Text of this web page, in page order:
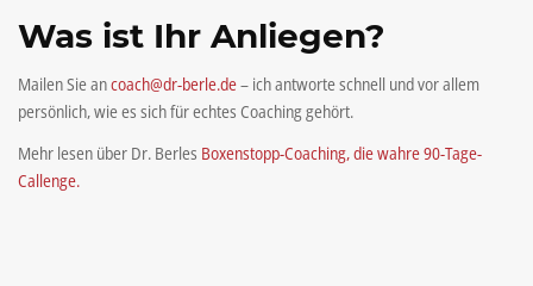
Was ist Ihr Anliegen?
Mailen Sie ancoach@dr-berle.de– ich antworte schnell und vor allem
persönlich, wie es sich für echtes Coaching gehört.
Mehr lesen über Dr. Berles Boxenstopp-Coaching, die wahre 90-Tage-
Callenge.